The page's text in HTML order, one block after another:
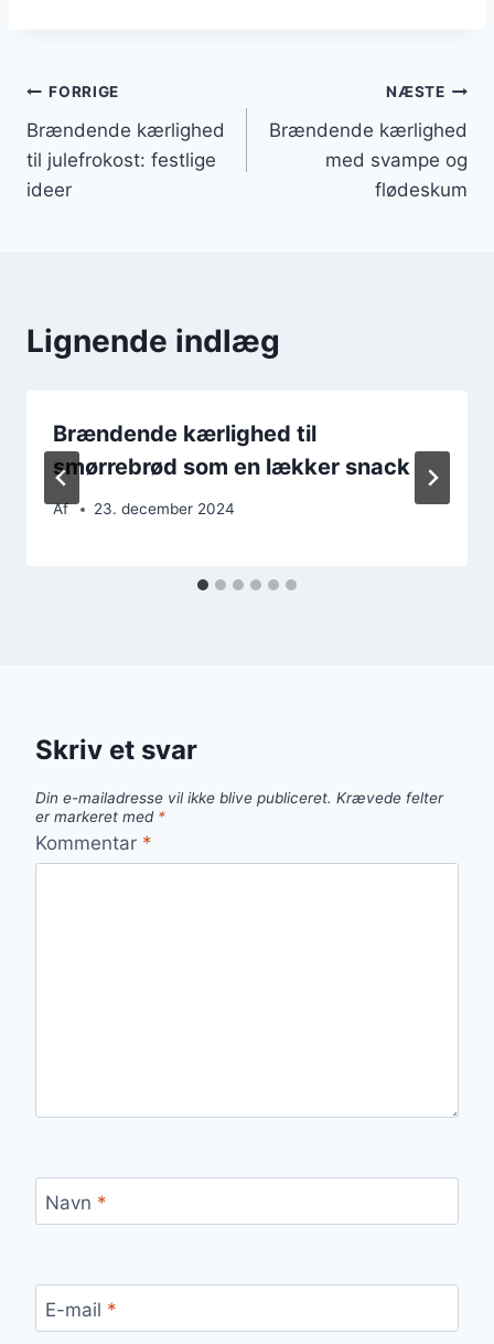
Indlægsnavigation
FORRIGE
Brændende kærlighed
til julefrokost: festlige
ideer
NÆSTE
Brændende kærlighed
med svampe og
flødeskum
Lignende indlæg
Brændende kærlighed til
smørrebrød som en lækker snack
Af 23. december 2024
Skriv et svar
Din e-mailadresse vil ikke blive publiceret. Krævede felter
er markeret med *
Kommentar *
Navn *
E-mail *